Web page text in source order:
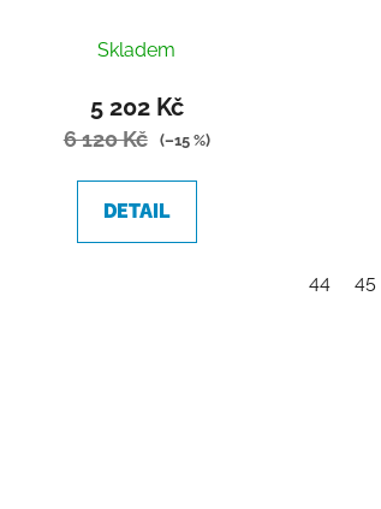
Skladem
5 202 Kč
6 120 Kč (–15 %)
DETAIL
44 45